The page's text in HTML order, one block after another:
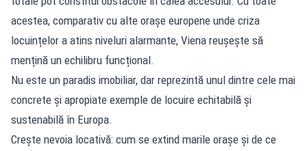
acestea, comparativ cu alte orașe europene unde criza
locuințelor a atins niveluri alarmante, Viena reușește să
mențină un echilibru funcțional.
Nu este un paradis imobiliar, dar reprezintă unul dintre cele mai
concrete și apropiate exemple de locuire echitabilă și
sustenabilă în Europa.
Crește nevoia locativă: cum se extind marile orașe și de ce